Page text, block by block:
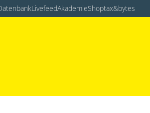
LivefeedAkademieShoptax&bytes